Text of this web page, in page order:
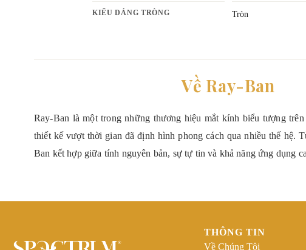
KIỂU DÁNG TRÒNG Tròn
Về Ray-Ban
Ray-Ban là một trong những thương hiệu mắt kính biểu tượng
thiết kế vượt thời gian đã định hình phong cách qua nhiều thế hệ.
Ban kết hợp giữa tính nguyên bản, sự tự tin và khả năng ứng dụng
THÔNG TIN
Về Chúng Tôi